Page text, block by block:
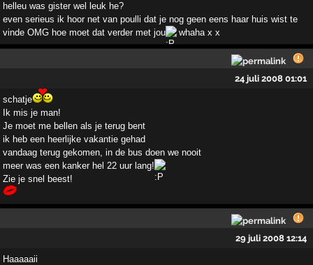
helleu was gister wel leuk he?
even serieus ik hoor net van poulli dat je nog geen eens haar huis wist te
vinde OMG hoe moet dat verder met jou
whaha x x
24 juli 2008 01:01
schatje
Ik mis je man!
Je moet me bellen als je terug bent
ik heb een heerlijke vakantie gehad
vandaag terug gekomen, in de bus doen we nooit
meer was een kanker hel 22 uur lang!
Zie je snel beest!
29 juli 2008 12:14
Haaaaaii